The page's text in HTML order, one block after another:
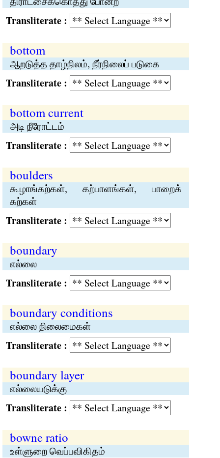
:
bottom
ஆறடுத்த தாழ்நிலம், நீர்நிலைப் படுகை
:
bottom current
அடி நீரோட்டம்
:
boulders
கூழாங்கற்கள், கற்பாளங்கள், பாறைக்
கற்கள்
:
boundary
எல்லை
:
boundary conditions
எல்லை நிலைமைகள்
:
boundary layer
எல்லையடுக்கு
:
bowne ratio
உள்ளுறை வெப்பவிகிதம்